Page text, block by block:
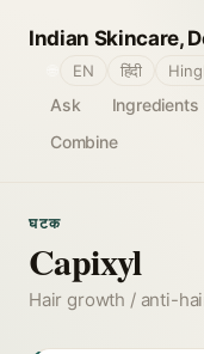
Indian Skincare,
Ask Ingredients
Combine
EN हिंदी
घटक
Capixyl
Hair growth / anti-